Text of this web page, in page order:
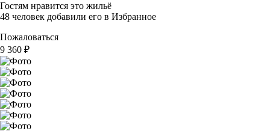
Гостям нравится это жильё
48 человек добавили его в Избранное
Пожаловаться
9 360 ₽